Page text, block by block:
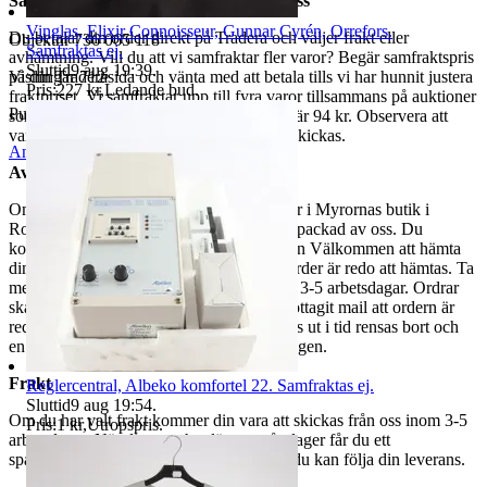
Du betalar din order direkt på Tradera och väljer frakt eller
avhämtning. Vill du att vi samfraktar fler varor? Begär samfraktspris
på din Traderasida och vänta med att betala tills vi har hunnit justera
fraktpriset. Vi samfraktar upp till fyra varor tillsammans på auktioner
som avslutas samma dag. Samfraktspriset är 94 kr. Observera att
varor märkta endast avhämtning inte kan skickas.
Avhämtning
Om du väljer avhämtning hämtas din order i Myrornas butik i
Ropsten, Kolargatan 2 efter den har blivit packad av oss. Du
kommer att få ett separat mail med rubriken Välkommen att hämta
din order på Myrorna i Ropsten! när din order är redo att hämtas. Ta
med legitimation. Hanteringstiden är cirka 3-5 arbetsdagar. Ordrar
ska hämtas senast 7 dagar efter att man mottagit mail att ordern är
redo för avhämtning. Ordrar som ej hämtas ut i tid rensas bort och
en avgift på 84 kr dras av från återbetalningen.
Frakt
Om du har valt frakt kommer din vara att skickas från oss inom 3-5
arbetsdagar. När din vara har lämnat vårt lager får du ett
spårningsnummer av DSV inom kort där du kan följa din leverans.
Objektnr 736 065 118
Visningar 712
Publicerad
Anmäl Sälj liknande
Vinglas, Elixir Connoisseur, Gunnar Cyrén, Orrefors.
Samfraktas ej.
Sluttid9 aug 19:39.
Pris:227 kr,Ledande bud.
Reglercentral, Albeko komfortel 22. Samfraktas ej.
Sluttid9 aug 19:54.
Pris:1 kr,Utropspris.